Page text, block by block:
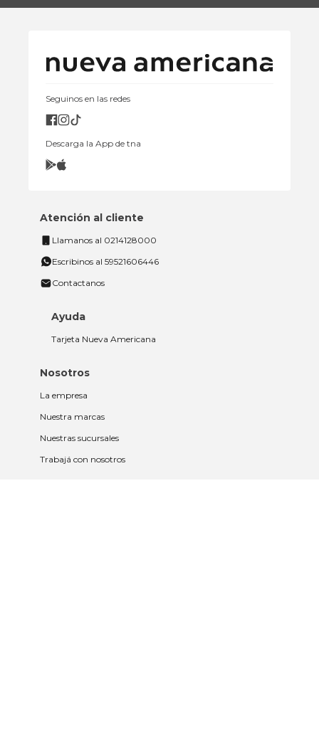
Seguinos en las redes
Descarga la App de tna
Atención al cliente
Llamanos al 0214128000
Escribinos al 59521606446
Contactanos
Ayuda
Tarjeta Nueva Americana
Nosotros
La empresa
Nuestra marcas
Nuestras sucursales
Trabajá con nosotros